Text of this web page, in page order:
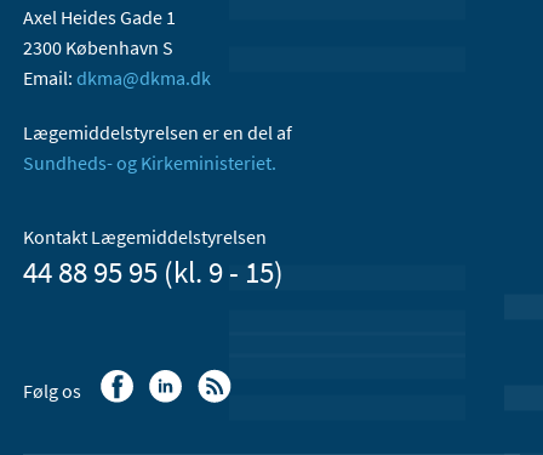
Axel Heides Gade 1
2300 København S
Email: dkma@dkma.dk
Lægemiddelstyrelsen er en del af
Sundheds- og Kirkeministeriet.
Kontakt Lægemiddelstyrelsen
44 88 95 95 (kl. 9 - 15)
Følg os